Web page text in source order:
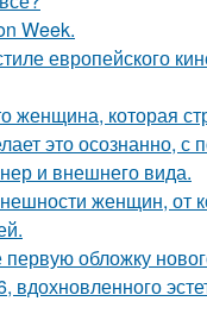
Week.
европейского
женщина, которая
это осознанно, с
и внешнего вида.
женщин, от
первую обложку
вдохновленного